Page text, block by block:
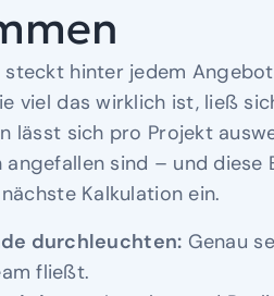
steckt hinter jedem
viel das wirklich ist, ließ
lässt sich pro Projekt
sind – und diese
Kalkulation ein.
durchleuchten: Genau
fließt.